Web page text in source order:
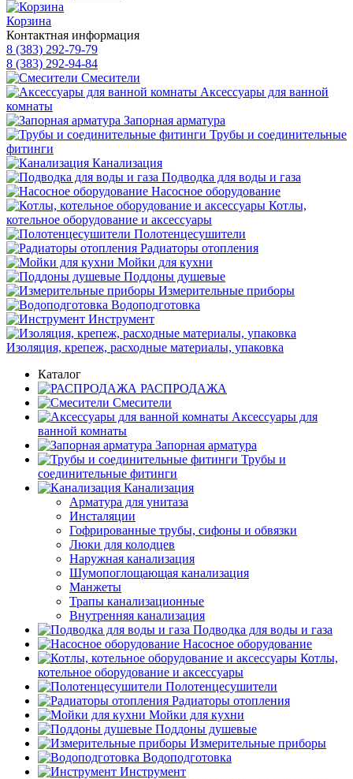
Корзина
Контактная информация
8 (383) 292-79-79
8 (383) 292-94-84
Смесители
Аксессуары для ванной
комнаты
Запорная арматура
Трубы и соединительные
фитинги
Канализация
Подводка для воды и газа
Насосное оборудование
Котлы,
котельное оборудование и аксессуары
Полотенцесушители
Радиаторы отопления
Мойки для кухни
Поддоны душевые
Измерительные приборы
Водоподготовка
Инструмент
Изоляция, крепеж, расходные материалы, упаковка
Каталог
РАСПРОДАЖА
Смесители
Аксессуары для
ванной комнаты
Запорная арматура
Трубы и
соединительные фитинги
Канализация
Арматура для унитаза
Инсталяции
Гофрированные трубы, сифоны и обвязки
Люки для колодцев
Наружная канализация
Шумопоглощающая канализация
Манжеты
Трапы канализационные
Внутренняя канализация
Подводка для воды и газа
Насосное оборудование
Котлы,
котельное оборудование и аксессуары
Полотенцесушители
Радиаторы отопления
Мойки для кухни
Поддоны душевые
Измерительные приборы
Водоподготовка
Инструмент